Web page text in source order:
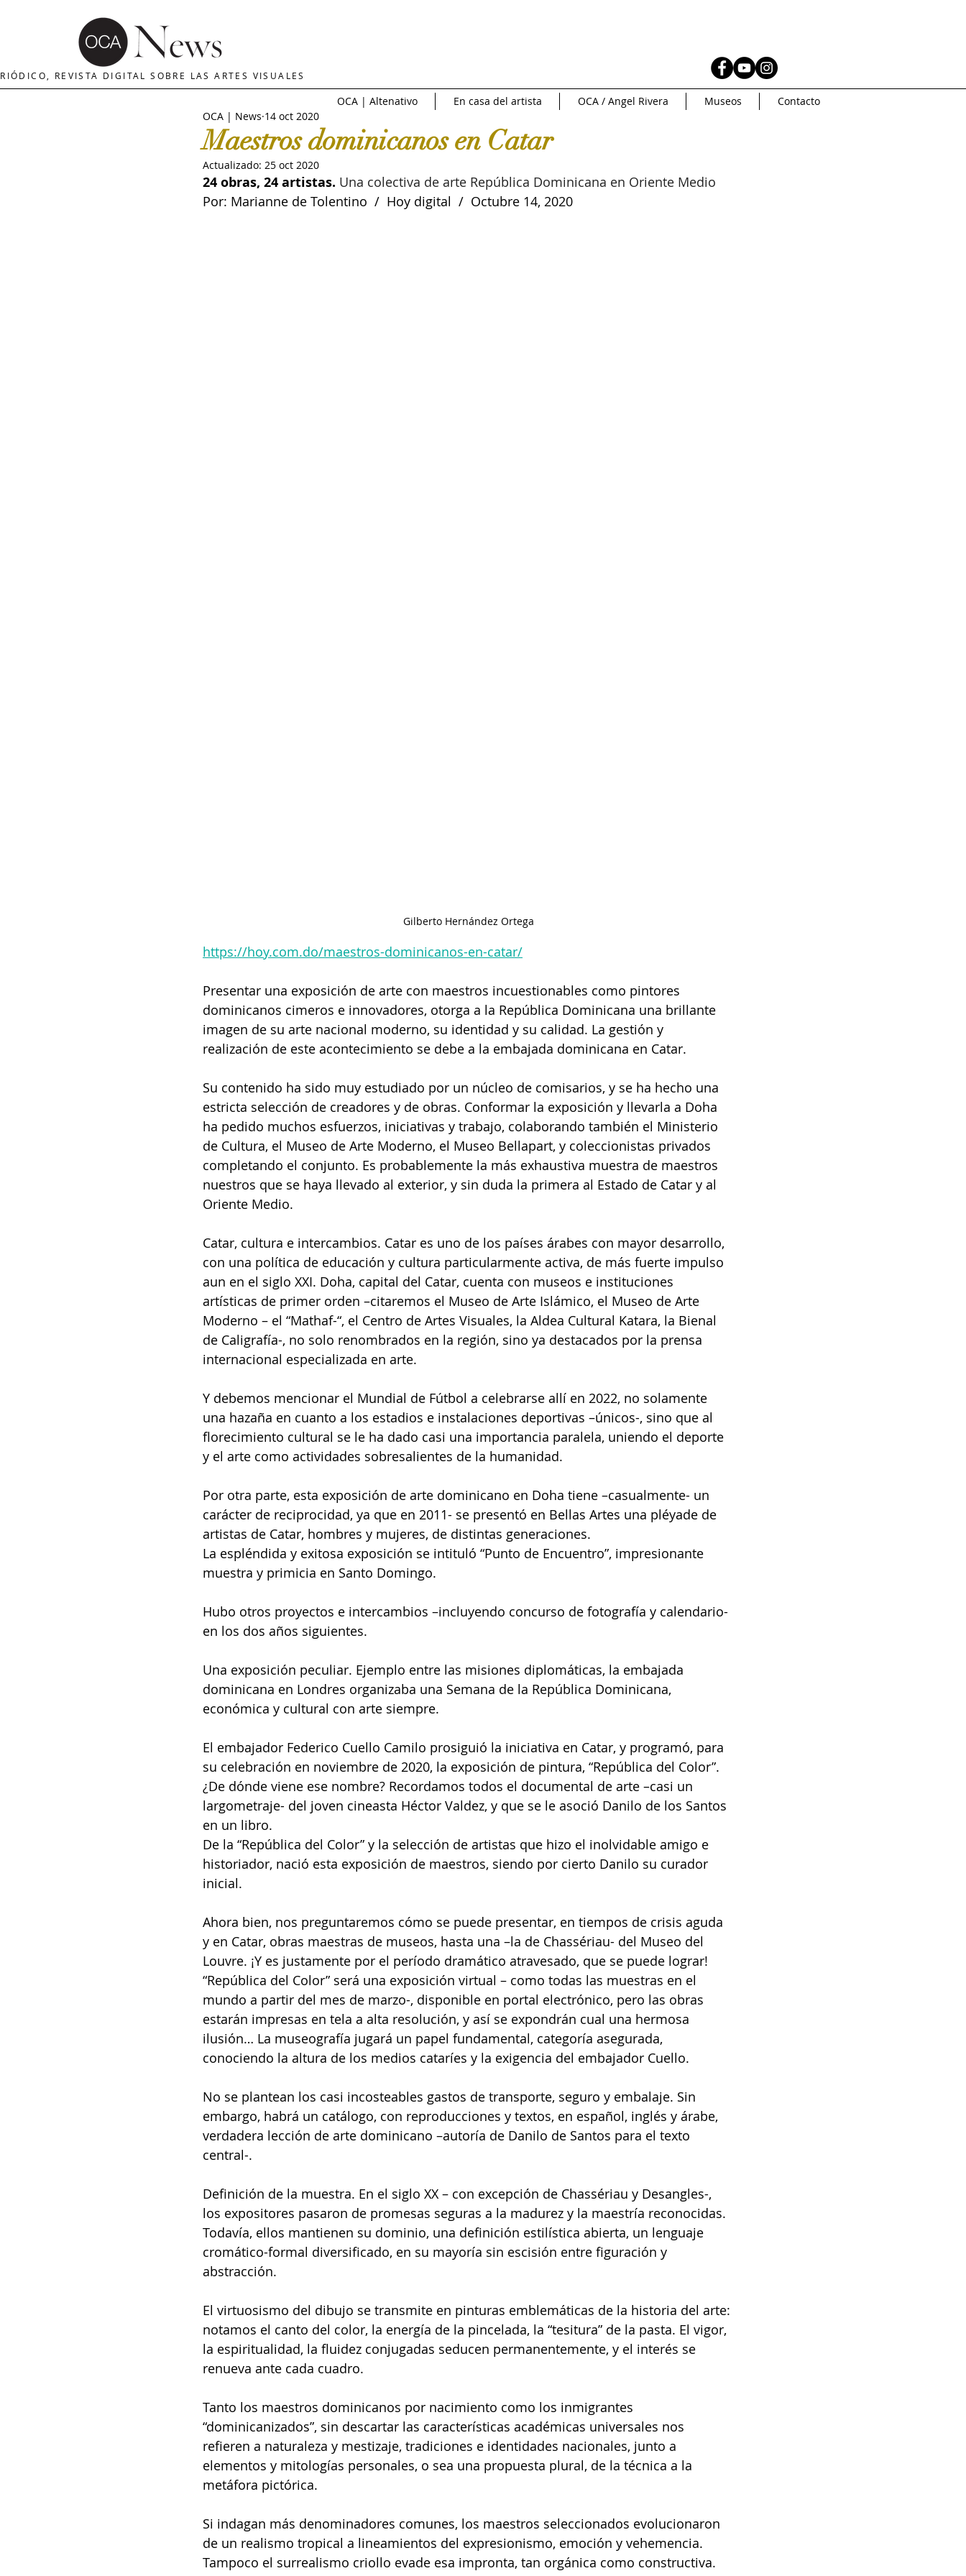
MUSEOS
MERCADO DE ARTE INTERNACIONAL
The Art Newspaper Crítica de Arte Art News Sotheby's Subasta INFOBAE|AMERICA Artsys
Maestros dominicanos en Catar
OCA | News 14 oct 2020
Actualizado: 25 oct 2020
24 obras, 24 artistas. Una colectiva de arte República Dominicana en Oriente Medio
Por: Marianne de Tolentino  /  Hoy digital  /  Octubre 14, 2020
Gilberto Hernández Ortega
https://hoy.com.do/maestros-dominicanos-en-catar/
Presentar una exposición de arte con maestros incuestionables como pintores
dominicanos cimeros e innovadores, otorga a la República Dominicana una brillante
imagen de su arte nacional moderno, su identidad y su calidad. La gestión y
realización de este acontecimiento se debe a la embajada dominicana en Catar.
Su contenido ha sido muy estudiado por un núcleo de comisarios, y se ha hecho una
estricta selección de creadores y de obras. Conformar la exposición y llevarla a Doha
ha pedido muchos esfuerzos, iniciativas y trabajo, colaborando también el Ministerio
de Cultura, el Museo de Arte Moderno, el Museo Bellapart, y coleccionistas privados
completando el conjunto. Es probablemente la más exhaustiva muestra de maestros
nuestros que se haya llevado al exterior, y sin duda la primera al Estado de Catar y al
Oriente Medio.
Catar, cultura e intercambios. Catar es uno de los países árabes con mayor desarrollo,
con una política de educación y cultura particularmente activa, de más fuerte impulso
aun en el siglo XXI. Doha, capital del Catar, cuenta con museos e instituciones
artísticas de primer orden –citaremos el Museo de Arte Islámico, el Museo de Arte
Moderno – el “Mathaf-“, el Centro de Artes Visuales, la Aldea Cultural Katara, la Bienal
de Caligrafía-, no solo renombrados en la región, sino ya destacados por la prensa
internacional especializada en arte.
Y debemos mencionar el Mundial de Fútbol a celebrarse allí en 2022, no solamente
una hazaña en cuanto a los estadios e instalaciones deportivas –únicos-, sino que al
florecimiento cultural se le ha dado casi una importancia paralela, uniendo el deporte
y el arte como actividades sobresalientes de la humanidad.
Por otra parte, esta exposición de arte dominicano en Doha tiene –casualmente- un
carácter de reciprocidad, ya que en 2011- se presentó en Bellas Artes una pléyade de
artistas de Catar, hombres y mujeres, de distintas generaciones.
La espléndida y exitosa exposición se intituló “Punto de Encuentro”, impresionante
muestra y primicia en Santo Domingo.
Hubo otros proyectos e intercambios –incluyendo concurso de fotografía y calendario-
en los dos años siguientes.
Una exposición peculiar. Ejemplo entre las misiones diplomáticas, la embajada
dominicana en Londres organizaba una Semana de la República Dominicana,
económica y cultural con arte siempre.
El embajador Federico Cuello Camilo prosiguió la iniciativa en Catar, y programó, para
su celebración en noviembre de 2020, la exposición de pintura, “República del Color”.
¿De dónde viene ese nombre? Recordamos todos el documental de arte –casi un
largometraje- del joven cineasta Héctor Valdez, y que se le asoció Danilo de los Santos
en un libro.
De la “República del Color” y la selección de artistas que hizo el inolvidable amigo e
historiador, nació esta exposición de maestros, siendo por cierto Danilo su curador
inicial.
Ahora bien, nos preguntaremos cómo se puede presentar, en tiempos de crisis aguda
y en Catar, obras maestras de museos, hasta una –la de Chassériau- del Museo del
Louvre. ¡Y es justamente por el período dramático atravesado, que se puede lograr!
“República del Color” será una exposición virtual – como todas las muestras en el
mundo a partir del mes de marzo-, disponible en portal electrónico, pero las obras
estarán impresas en tela a alta resolución, y así se expondrán cual una hermosa
ilusión… La museografía jugará un papel fundamental, categoría asegurada,
conociendo la altura de los medios cataríes y la exigencia del embajador Cuello.
No se plantean los casi incosteables gastos de transporte, seguro y embalaje. Sin
embargo, habrá un catálogo, con reproducciones y textos, en español, inglés y árabe,
verdadera lección de arte dominicano –autoría de Danilo de Santos para el texto
central-.
Definición de la muestra. En el siglo XX – con excepción de Chassériau y Desangles-,
los expositores pasaron de promesas seguras a la madurez y la maestría reconocidas.
Todavía, ellos mantienen su dominio, una definición estilística abierta, un lenguaje
cromático-formal diversificado, en su mayoría sin escisión entre figuración y
abstracción.
El virtuosismo del dibujo se transmite en pinturas emblemáticas de la historia del arte:
notamos el canto del color, la energía de la pincelada, la “tesitura” de la pasta. El vigor,
la espiritualidad, la fluidez conjugadas seducen permanentemente, y el interés se
renueva ante cada cuadro.
Tanto los maestros dominicanos por nacimiento como los inmigrantes
“dominicanizados”, sin descartar las características académicas universales nos
refieren a naturaleza y mestizaje, tradiciones e identidades nacionales, junto a
elementos y mitologías personales, o sea una propuesta plural, de la técnica a la
metáfora pictórica.
Si indagan más denominadores comunes, los maestros seleccionados evolucionaron
de un realismo tropical a lineamientos del expresionismo, emoción y vehemencia.
Tampoco el surrealismo criollo evade esa impronta, tan orgánica como constructiva.
REVISTA DIGITAL SOBRE LAS ARTES VISUALES
OCA | Altenativo En casa del artista OCA / Angel Rivera Museos Contacto